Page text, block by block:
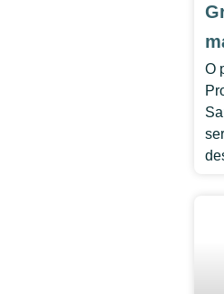
O